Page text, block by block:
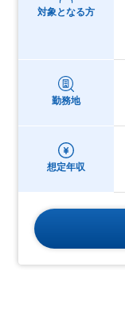
対象となる方
勤務地
想定年収